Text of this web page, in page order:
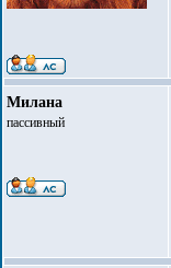
Милана
пассивный